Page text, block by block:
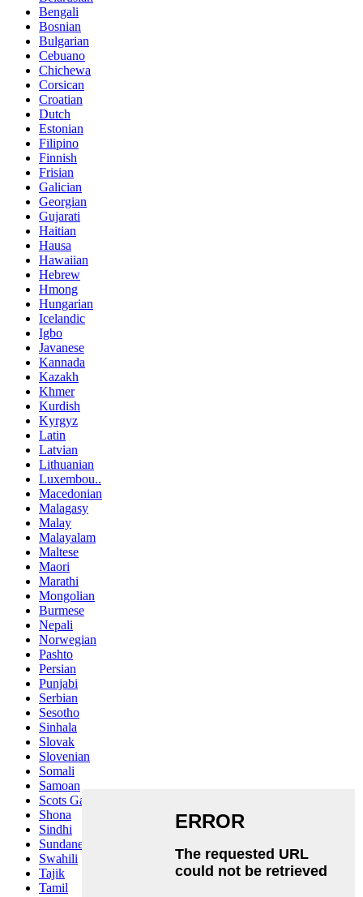
Bengali
Bosnian
Bulgarian
Cebuano
Chichewa
Corsican
Croatian
Dutch
Estonian
Filipino
Finnish
Frisian
Galician
Georgian
Gujarati
Haitian
Hausa
Hawaiian
Hebrew
Hmong
Hungarian
Icelandic
Igbo
Javanese
Kannada
Kazakh
Khmer
Kurdish
Kyrgyz
Latin
Latvian
Lithuanian
Luxembou..
Macedonian
Malagasy
Malay
Malayalam
Maltese
Maori
Marathi
Mongolian
Burmese
Nepali
Norwegian
Pashto
Persian
Punjabi
Serbian
Sesotho
Sinhala
Slovak
Slovenian
Somali
Samoan
Scots Gaelic
Shona
Sindhi
Sundanese
Swahili
Tajik
Tamil